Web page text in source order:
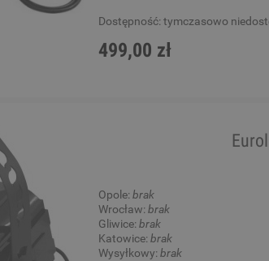
Dostępność: tymczasowo
499,00 zł
Opole:brak
Wrocław:brak
Gliwice:brak
Katowice:brak
Wysyłkowy:brak